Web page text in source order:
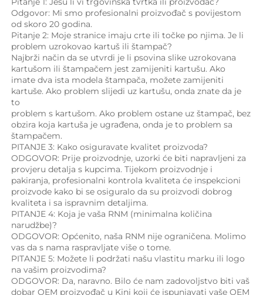
Odgovor: Mi smo profesionalni proizvođač s povijestom
od skoro 20 godina.
Pitanje 2: Moje stranice imaju crte ili točke po njima. Je li
problem uzrokovao kartuš ili štampač?
Najbrži način da se utvrdi je li psovina slike uzrokovana
kartušom ili štampačem jest zamijeniti kartušu. Ako
imate dva ista modela štampača, možete zamijeniti
kartuše. Ako problem slijedi uz kartušu, onda znate da je
to
problem s kartušom. Ako problem ostane uz štampač, bez
obzira koja kartuša je ugrađena, onda je to problem sa
štampačem.
PITANJE 3: Kako osiguravate kvalitet proizvoda?
ODGOVOR: Prije proizvodnje, uzorki će biti napravljeni za
provjeru detalja s kupcima. Tijekom proizvodnje i
pakiranja, profesionalni kontrola kvaliteta će inspekcioni
proizvode kako bi se osiguralo da su proizvodi dobrog
kvaliteta i sa ispravnim detaljima.
PITANJE 4: Koja je vaša RNM (minimalna količina
narudžbe)?
ODGOVOR: Općenito, naša RNM nije ograničena. Molimo
vas da s nama raspravljate više o tome.
PITANJE 5: Možete li podržati našu vlastitu marku ili logo
na vašim proizvodima?
ODGOVOR: Da, naravno. Bilo će nam zadovoljstvo biti vaš
dobar OEM proizvođač u Kini koji će ispunjavati vaše OEM